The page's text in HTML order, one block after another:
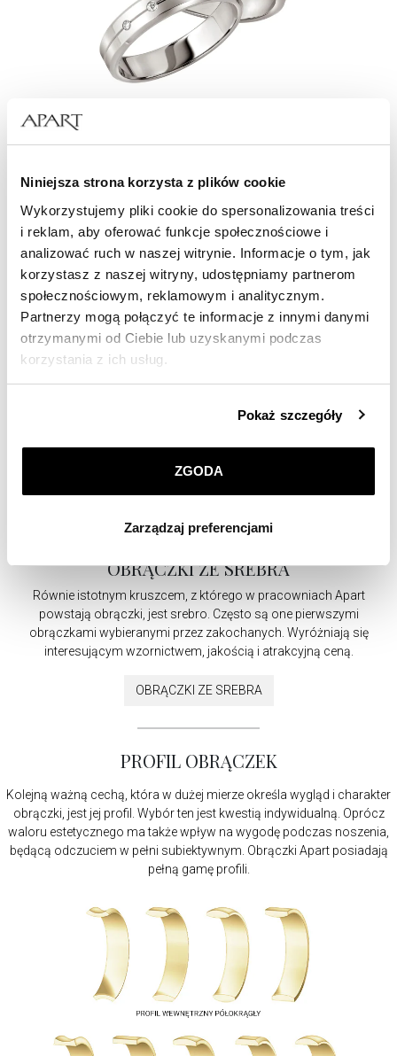
Niniejsza strona korzysta z plików cookie
Wykorzystujemy pliki cookie do spersonalizowania treści
i reklam, aby oferować funkcje społecznościowe i
analizować ruch w naszej witrynie. Informacje o tym, jak
korzystasz z naszej witryny, udostępniamy partnerom
społecznościowym, reklamowym i analitycznym.
Partnerzy mogą połączyć te informacje z innymi danymi
otrzymanymi od Ciebie lub uzyskanymi podczas
korzystania z ich usług.
przez nas plików cookie znajdziesz wPolityce
prywatności.
korzystamy. Możesz również wybrać jaki rodzaj plików
Zarządzaj preferencjami. W każdej chwili możesz
dokonać zmiany wybranych przez Ciebie plików cookie.
Pokaż szczegóły
ZGODA
Zarządzaj preferencjami
Pallad jest jednym z ośmiu metali szlachetnych, który został
i cechuje się lekkością, twardością i wytrzymałością.
jest metalem rzadko wywołującym reakcje alergiczne. Jeśli ktoś
jest uczulony na nikiel, to warto rozważyć zakup obrączek
wykonanych z palladu lub z białego złota palladowego.
OBRĄCZKI Z PALLADU
OBRĄCZKI ZE SREBRA
Równie istotnym kruszcem, z którego w pracowniach Apart
powstają obrączki, jest srebro. Często są one pierwszymi
obrączkami wybieranymi przez zakochanych. Wyróżniają się
interesującym wzornictwem, jakością i atrakcyjną ceną.
OBRĄCZKI ZE SREBRA
PROFIL OBRĄCZEK
Kolejną ważną cechą, która w dużej mierze określa wygląd i charakter
obrączki, jest jej profil. Wybór ten jest kwestią indywidualną. Oprócz
waloru estetycznego ma także wpływ na wygodę podczas noszenia,
będącą odczuciem w pełni subiektywnym. Obrączki Apart posiadają
pełną gamę profili.